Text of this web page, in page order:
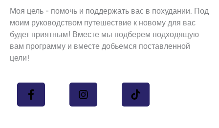
Моя цель - помочь и поддержать вас в похудании. Под
моим руководством путешествие к новому для вас
будет приятным! Вместе мы подберем подходящую
вам программу и вместе добьемся поставленной
цели!